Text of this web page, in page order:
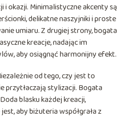
okazji. Minimalistyczne akcenty są
delikatne naszyjniki i proste
umiaru. Z drugiej strony, bogata
kreacje, nadając im
aby osiągnąć harmonijny efekt.
od tego, czy jest to
przytłaczają stylizacji. Bogata
blasku każdej kreacji,
aby biżuteria współgrała z